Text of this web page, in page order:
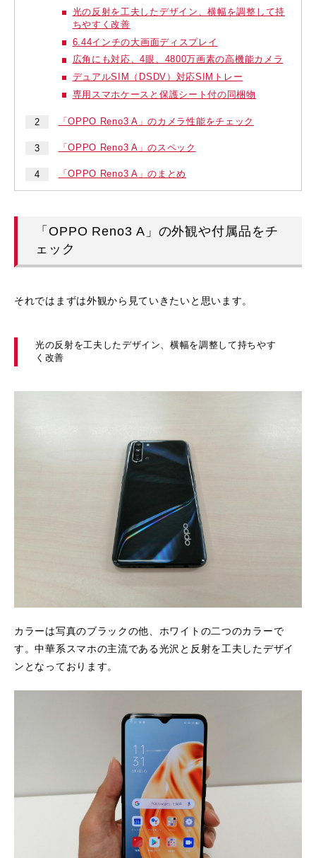
光の反射を工夫したデザイン、横幅を調整して持
ちやすく改善
6.44インチの大画面ディスプレイ
広角にも対応、4眼、4800万画素の高機能カメラ
デュアルSIM（DSDV）対応SIMトレー
専用スマホケースと保護シート付の同梱物
「OPPO Reno3 A」のカメラ性能をチェック
「OPPO Reno3 A」のスペック
「OPPO Reno3 A」のまとめ
「OPPO Reno3 A」の外観や付属品をチ
ェック
それではまずは外観から見ていきたいと思います。
光の反射を工夫したデザイン、横幅を調整して持ちやす
く改善
カラーは写真のブラックの他、ホワイトの二つのカラーで
す。中華系スマホの主流である光沢と反射を工夫したデザイ
ンとなっております。